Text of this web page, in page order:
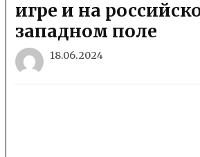
игре и на
западном поле
18.06.2024